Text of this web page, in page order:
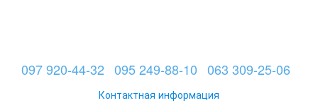
097 920-44-32 095 249-88-10 063 309-25-06
Контактная информация